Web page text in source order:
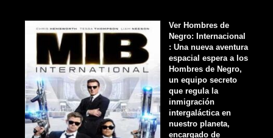
Ver Hombres de
Negro: Internacional
: Una nueva aventura
espacial espera a los
Hombres de Negro,
un equipo secreto
que regula la
inmigración
intergaláctica en
nuestro planeta,
encargado de